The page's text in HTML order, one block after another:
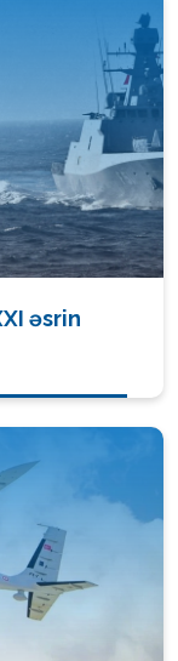
əsrin